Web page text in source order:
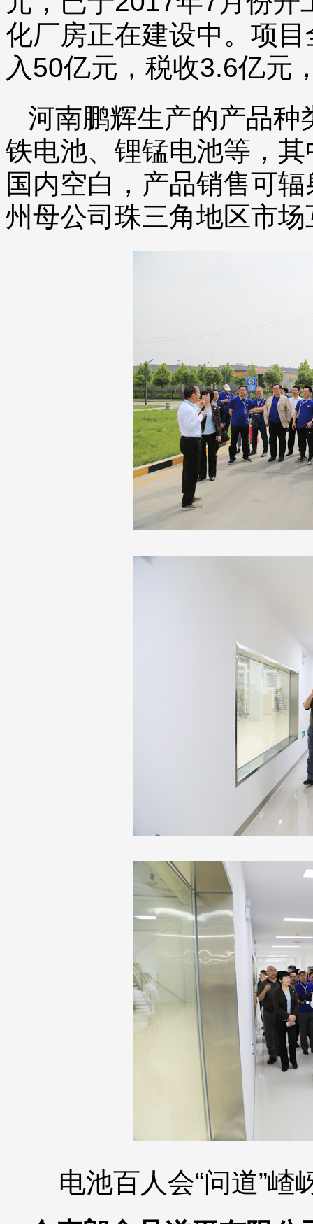
化厂房正在建设中。项
入50亿元，税收3.6亿元
河南鹏辉生产的产品种
铁电池、锂锰电池等，
国内空白，产品销售可
州母公司珠三角地区市
电池百人会“问道”